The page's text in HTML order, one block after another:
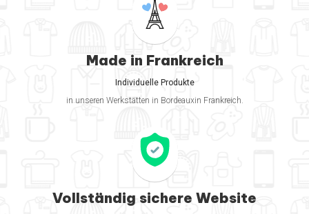
Made in Frankreich
Individuelle Produkte
in unseren Werkstätten in Bordeauxin Frankreich.
Vollständig sichere Website